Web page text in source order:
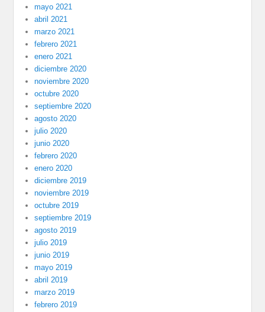
mayo 2021
abril 2021
marzo 2021
febrero 2021
enero 2021
diciembre 2020
noviembre 2020
octubre 2020
septiembre 2020
agosto 2020
julio 2020
junio 2020
febrero 2020
enero 2020
diciembre 2019
noviembre 2019
octubre 2019
septiembre 2019
agosto 2019
julio 2019
junio 2019
mayo 2019
abril 2019
marzo 2019
febrero 2019